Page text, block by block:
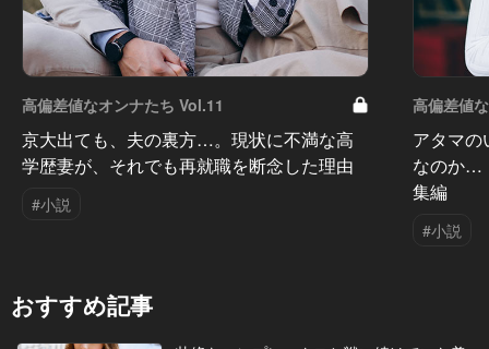
高偏差値なオンナたち Vol.11
京大出ても、夫の裏方…。現状に不満な高
学歴妻が、それでも再就職を断念した理由
#小説
高偏差値
アタマ
なのか…
集編
#小説
おすすめ記事